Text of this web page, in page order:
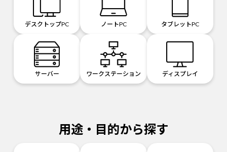
デスクトップPC ノートPC タブレットPC
サーバー ワークステーション ディスプレイ
用途・目的から探す